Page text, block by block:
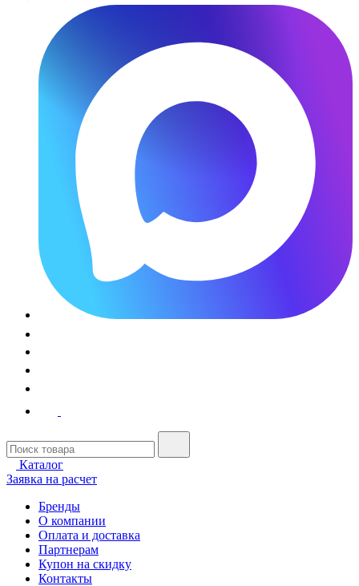
Каталог
Заявка на расчет
Бренды
О компании
Оплата и доставка
Партнерам
Купон на скидку
Контакты